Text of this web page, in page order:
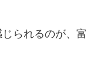
られるのが、富